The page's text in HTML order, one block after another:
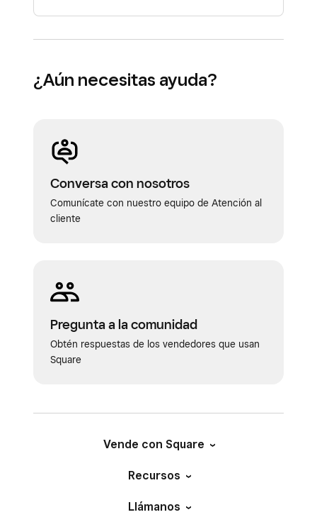
¿Aún necesitas ayuda?
Conversa con nosotros
Comunícate con nuestro equipo de Atención al
cliente
Pregunta a la comunidad
Obtén respuestas de los vendedores que usan
Square
Vende con Square
Recursos
Llámanos